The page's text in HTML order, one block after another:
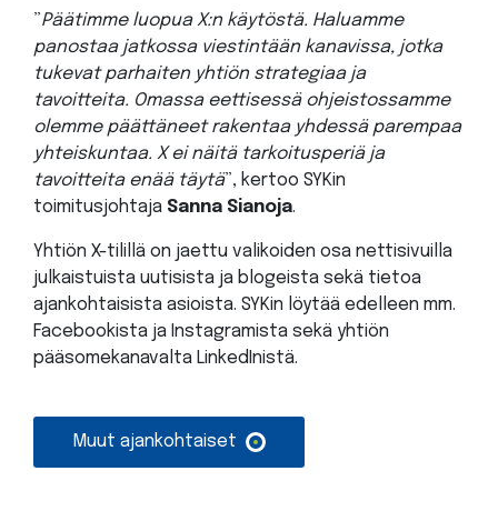
”Päätimme luopua X:n käytöstä. Haluamme
panostaa jatkossa viestintään kanavissa, jotka
tukevat parhaiten yhtiön strategiaa ja
tavoitteita. Omassa eettisessä ohjeistossamme
olemme päättäneet rakentaa yhdessä parempaa
yhteiskuntaa. X ei näitä tarkoitusperiä ja
tavoitteita enää täytä”, kertoo SYKin
toimitusjohtaja Sanna Sianoja.
Yhtiön X-tilillä on jaettu valikoiden osa nettisivuilla
julkaistuista uutisista ja blogeista sekä tietoa
ajankohtaisista asioista. SYKin löytää edelleen mm.
Facebookista ja Instagramista sekä yhtiön
pääsomekanavalta LinkedInistä.
Muut ajankohtaiset